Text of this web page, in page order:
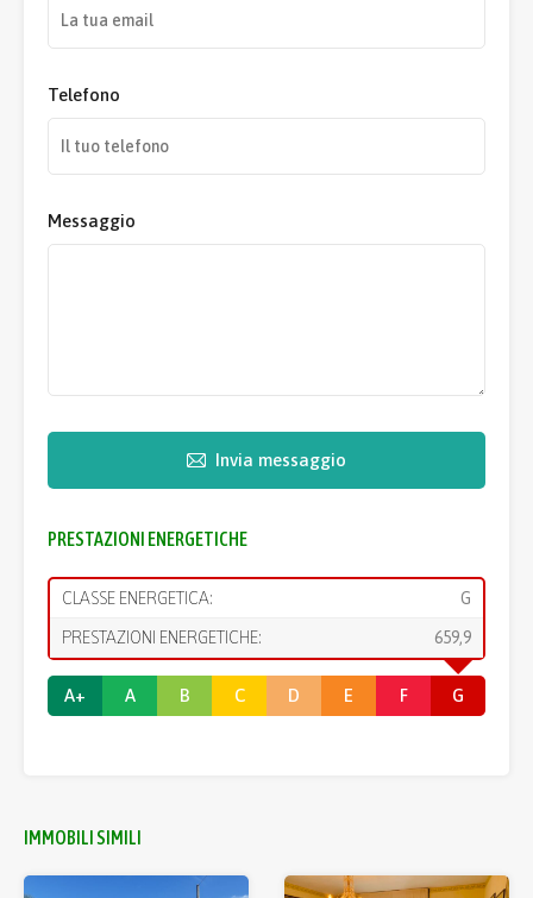
Telefono
Messaggio
Invia messaggio
PRESTAZIONI ENERGETICHE
CLASSE ENERGETICA: G
PRESTAZIONI ENERGETICHE: 659,9
A+ A B C D E F G
IMMOBILI SIMILI